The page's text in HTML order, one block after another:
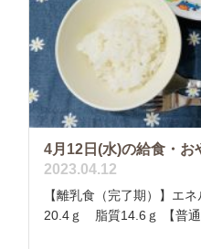
4月12日(水)の給食・お
2023.04.12
【離乳食（完了期）】エ
20.4ｇ 脂質14.6ｇ 【普通